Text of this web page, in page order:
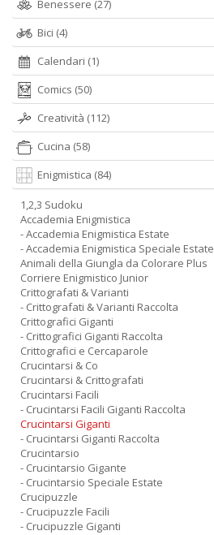
Benessere (27)
Bici (4)
Calendari (1)
Comics (50)
Creatività (112)
Cucina (58)
Enigmistica (84)
1,2,3 Sudoku
Accademia Enigmistica
- Accademia Enigmistica Estate
- Accademia Enigmistica Speciale Estate
Animali della Giungla da Colorare Plus
Corriere Enigmistico Junior
Crittografati & Varianti
- Crittografati & Varianti Raccolta
Crittografici Giganti
- Crittografici Giganti Raccolta
Crittografici e Cercaparole
Crucintarsi & Co
Crucintarsi & Crittografati
Crucintarsi Facili
- Crucintarsi Facili Giganti Raccolta
Crucintarsi Giganti
- Crucintarsi Giganti Raccolta
Crucintarsio
- Crucintarsio Gigante
- Crucintarsio Speciale Estate
Crucipuzzle
- Crucipuzzle Facili
- Crucipuzzle Giganti